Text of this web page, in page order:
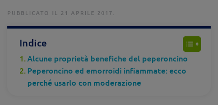
PUBBLICATO IL 21 APRILE 2017.
Indice
Alcune proprietà benefiche del peperoncino
Peperoncino ed emorroidi infiammate: ecco
perché usarlo con moderazione